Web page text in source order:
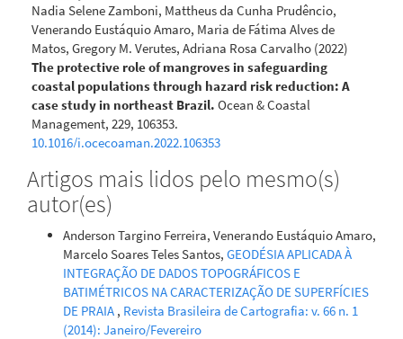
Nadia Selene Zamboni, Mattheus da Cunha Prudêncio,
Venerando Eustáquio Amaro, Maria de Fátima Alves de
Matos, Gregory M. Verutes, Adriana Rosa Carvalho (2022)
The protective role of mangroves in safeguarding
coastal populations through hazard risk reduction: A
case study in northeast Brazil. Ocean & Coastal
Management, 229, 106353.
10.1016/j.ocecoaman.2022.106353
Laila Lucia Sousa e Silva, Gabriel Siqueira Tavares
Fernandes, Edivania de Araujo Lima, Jessica Rafaelly
Almeida Lopes, Arão de Moura Neto, Raiany de Oliveira Silva
(2024)
Potential impacts of climate change on food crops in the
state of Piauí, Brazil. Revista Ceres, 71.
10.1590/0034-737x2024710042
Artigos mais lidos pelo mesmo(s)
autor(es)
Anderson Targino Ferreira, Venerando Eustáquio Amaro,
Marcelo Soares Teles Santos, GEODÉSIA APLICADA À
INTEGRAÇÃO DE DADOS TOPOGRÁFICOS E
BATIMÉTRICOS NA CARACTERIZAÇÃO DE SUPERFÍCIES
DE PRAIA , Revista Brasileira de Cartografia: v. 66 n. 1
(2014): Janeiro/Fevereiro